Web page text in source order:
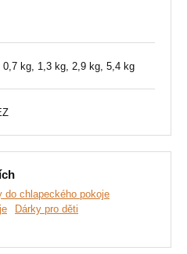
0,7 kg, 1,3 kg, 2,9 kg, 5,4 kg
do chlapeckého pokoje
Dárky pro děti